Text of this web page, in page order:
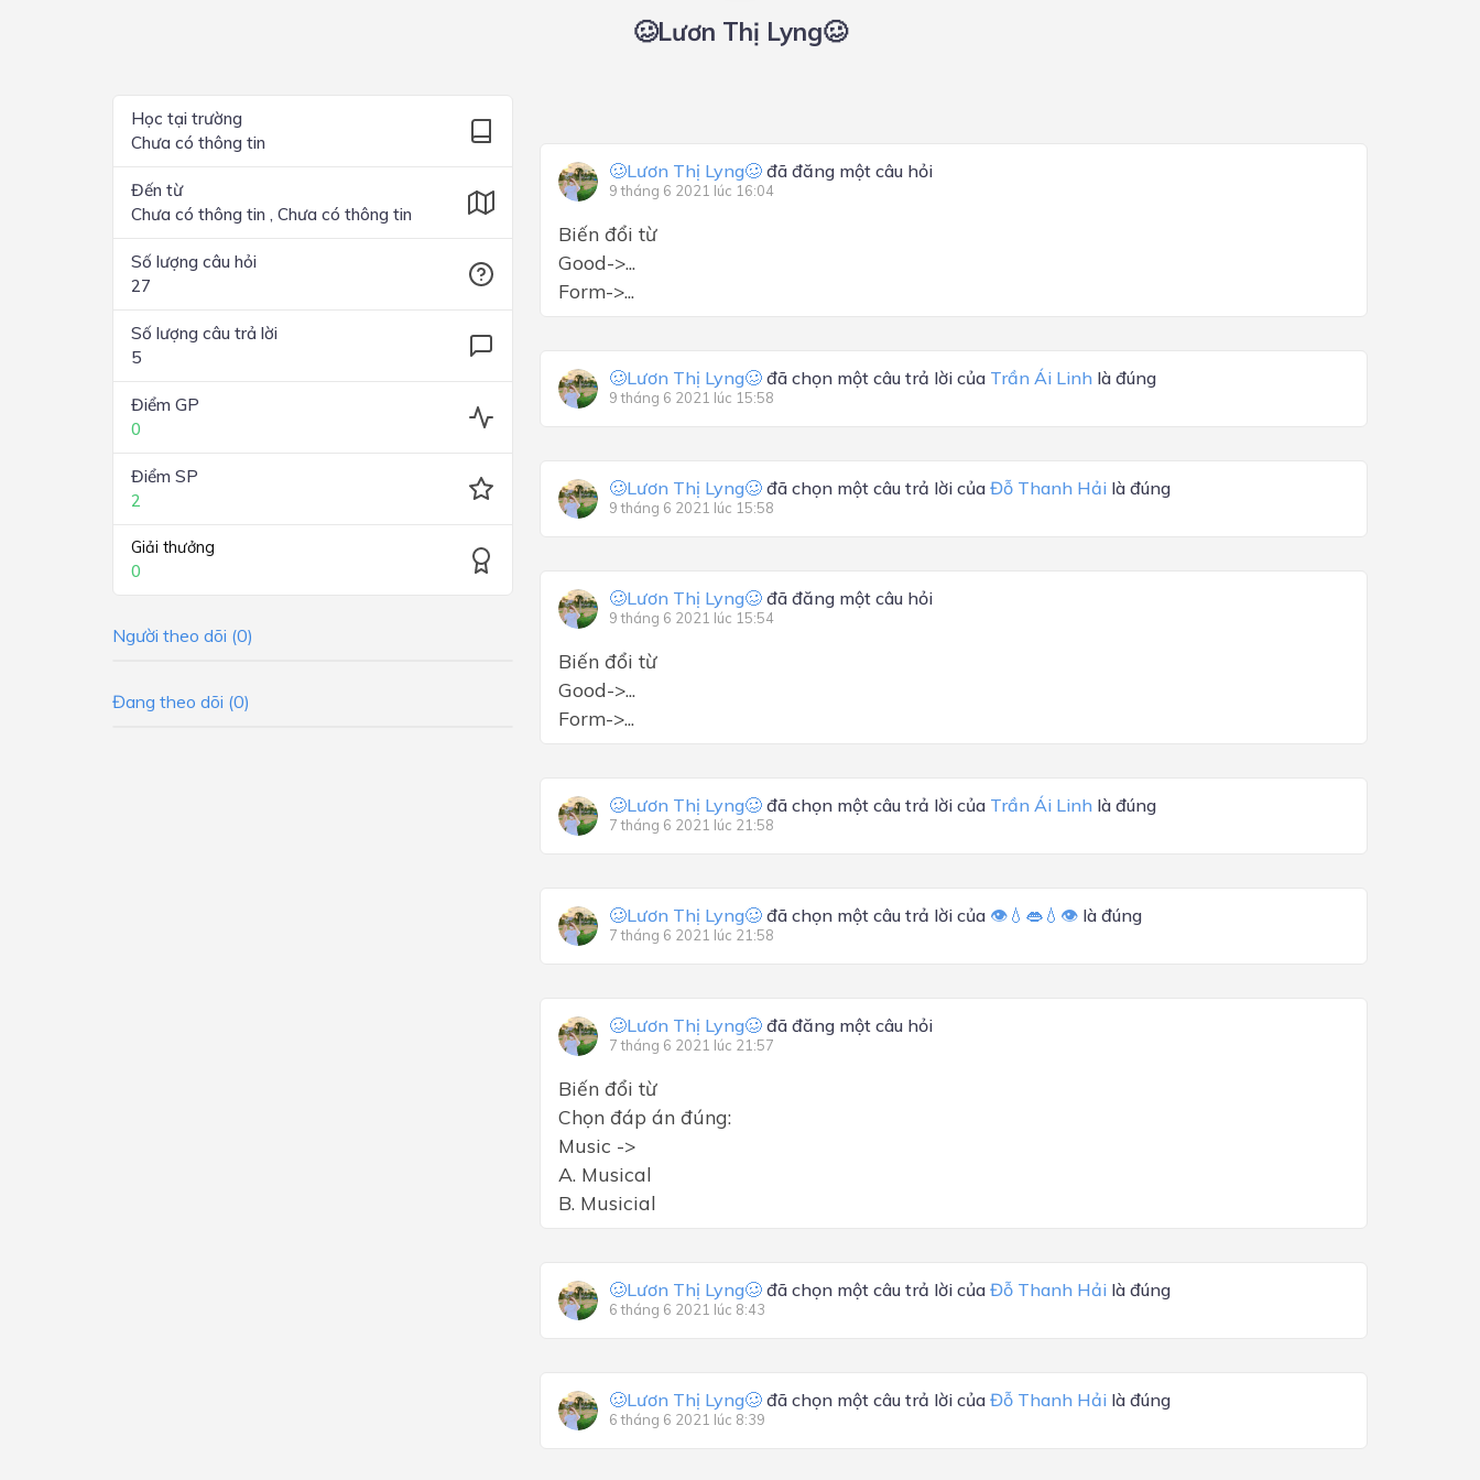
Lớp 2
🥴Lươn Thị Lyng🥴
Học tại trường
Chưa có thông tin
Đến từ
Chưa có thông tin , Chưa có thông tin
Số lượng câu hỏi
27
Số lượng câu trả lời
5
Điểm GP
0
Điểm SP
2
Giải thưởng
0
Người theo dõi (0)
Đang theo dõi (0)
🥴Lươn Thị Lyng🥴 đã đăng một câu hỏi
9 tháng 6 2021 lúc 16:04
Biến đổi từ
Good->...
Form->...
🥴Lươn Thị Lyng🥴 đã chọn một câu trả lời của Trần Ái Linh là đúng
9 tháng 6 2021 lúc 15:58
🥴Lươn Thị Lyng🥴 đã chọn một câu trả lời của Đỗ Thanh Hải là đúng
9 tháng 6 2021 lúc 15:58
🥴Lươn Thị Lyng🥴 đã đăng một câu hỏi
9 tháng 6 2021 lúc 15:54
Biến đổi từ
Good->...
Form->...
🥴Lươn Thị Lyng🥴 đã chọn một câu trả lời của Trần Ái Linh là đúng
7 tháng 6 2021 lúc 21:58
🥴Lươn Thị Lyng🥴 đã chọn một câu trả lời của 👁💧👄💧👁 là đúng
7 tháng 6 2021 lúc 21:58
🥴Lươn Thị Lyng🥴 đã đăng một câu hỏi
7 tháng 6 2021 lúc 21:57
Biến đổi từ
Chọn đáp án đúng:
Music ->
A. Musical
B. Musicial
🥴Lươn Thị Lyng🥴 đã chọn một câu trả lời của Đỗ Thanh Hải là đúng
6 tháng 6 2021 lúc 8:43
🥴Lươn Thị Lyng🥴 đã chọn một câu trả lời của Đỗ Thanh Hải là đúng
6 tháng 6 2021 lúc 8:39